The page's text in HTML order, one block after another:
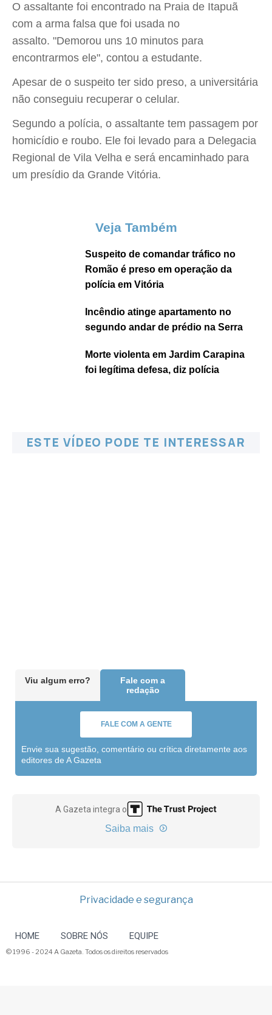
O assaltante foi encontrado na Praia de Itapuã
com a arma falsa que foi usada no
assalto. "Demorou uns 10 minutos para
encontrarmos ele", contou a estudante.
Apesar de o suspeito ter sido preso, a universitária
não conseguiu recuperar o celular.
Segundo a polícia, o assaltante tem passagem por
homicídio e roubo. Ele foi levado para a Delegacia
Regional de Vila Velha e será encaminhado para
um presídio da Grande Vitória.
Veja Também
Suspeito de comandar tráfico no
Romão é preso em operação da
polícia em Vitória
Incêndio atinge apartamento no
segundo andar de prédio na Serra
Morte violenta em Jardim Carapina
foi legítima defesa, diz polícia
ESTE VÍDEO PODE TE INTERESSAR
Viu algum erro?
Fale com a
redação
FALE COM A GENTE
Envie sua sugestão, comentário ou crítica diretamente aos
editores de A Gazeta
A Gazeta integra o
Saiba mais
Privacidade e segurança
HOME SOBRE NÓS EQUIPE
© 1996 - 2024 A Gazeta. Todos os direitos reservados